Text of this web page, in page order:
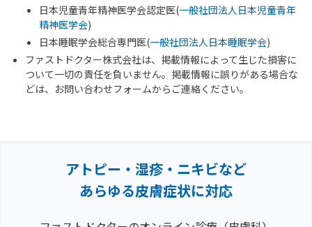
日本児童青年精神医学会認定医(一般社団法人日本児童青年
精神医学会)
日本睡眠学会総合専門医(一般社団法人日本睡眠学会)
ファストドクター株式会社は、掲載情報によって生じた損害に
ついて一切の責任を負いません。掲載情報に誤りがある場合な
どは、お問い合わせフォームからご連絡ください。
アトピー・湿疹・ニキビなど
あらゆる皮膚症状に対応